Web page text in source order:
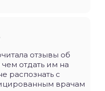
отзывы об
отдать им на
распознать с
врачам